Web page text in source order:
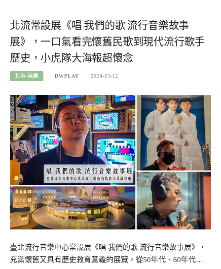
北流常設展《唱 我們的歌 流行音樂故事
展》，一口氣看完懷舊民歌到現代流行歌手
歷史，小虎隊大海報超懷念
北市-玩樂 DWPLAY 2024-03-12
臺北流行音樂中心常設展《唱 我們的歌 流行音樂故事展》，
充滿懷舊又具有歷史教育意義的展覽，從50年代、60年代…